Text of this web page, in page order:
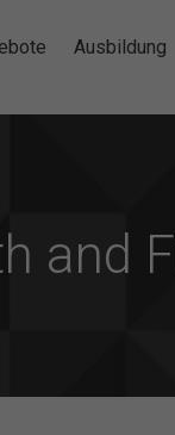
Ausbildung
and